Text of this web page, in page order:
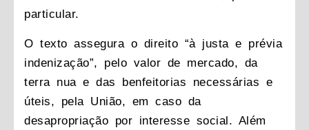
particular.
O texto assegura o direito “à justa e prévia
indenização”, pelo valor de mercado, da
terra nua e das benfeitorias necessárias e
úteis, pela União, em caso da
desapropriação por interesse social. Além